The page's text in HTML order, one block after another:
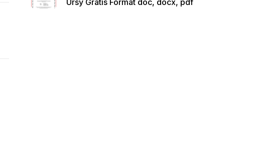
Ursy Gratis Format doc, docx, pdf